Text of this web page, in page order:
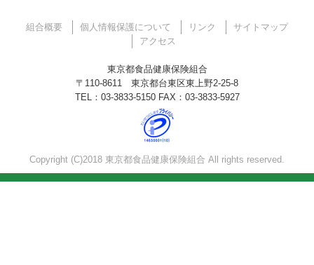
組合概要 個人情報保護について リンク
サイトマップ
アクセス
東京都食品健康保険組合
〒110-8611 東京都台東区東上野2-25-8
TEL：03-3833-5150 FAX：03-3833-5927
Copyright (C)2018 東京都食品健康保険組合 All rights reserved.